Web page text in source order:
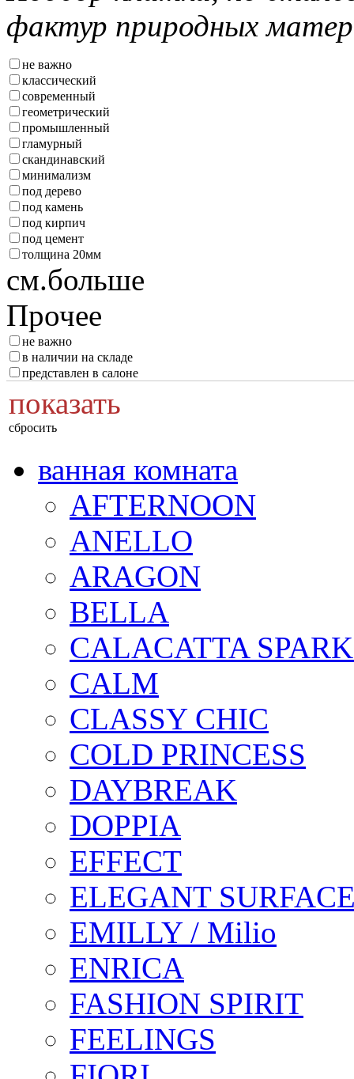
фактур природных
не важно
классический
современный
геометрический
промышленный
гламурный
скандинавский
минимализм
под дерево
под камень
под кирпич
под цемент
толщина 20мм
см.больше
Прочее
не важно
в наличии на складе
представлен в салоне
показать
сбросить
ванная комната
AFTERNOON
ANELLO
ARAGON
BELLA
CALACATTA
CALM
CLASSY CHIC
COLD PRINCESS
DAYBREAK
DOPPIA
EFFECT
ELEGANT
EMILLY / Milio
ENRICA
FASHION SPIRIT
FEELINGS